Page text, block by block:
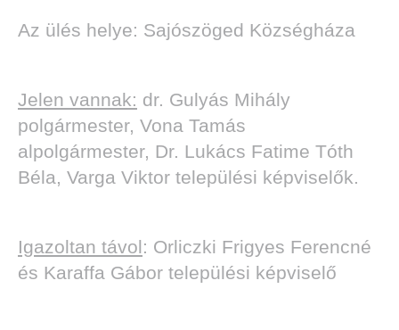
Az ülés helye: Sajószöged Községháza
Jelen vannak: dr. Gulyás Mihály
polgármester, Vona Tamás
alpolgármester, Dr. Lukács Fatime Tóth
Béla, Varga Viktor települési képviselők.
Igazoltan távol: Orliczki Frigyes Ferencné
és Karaffa Gábor települési képviselő